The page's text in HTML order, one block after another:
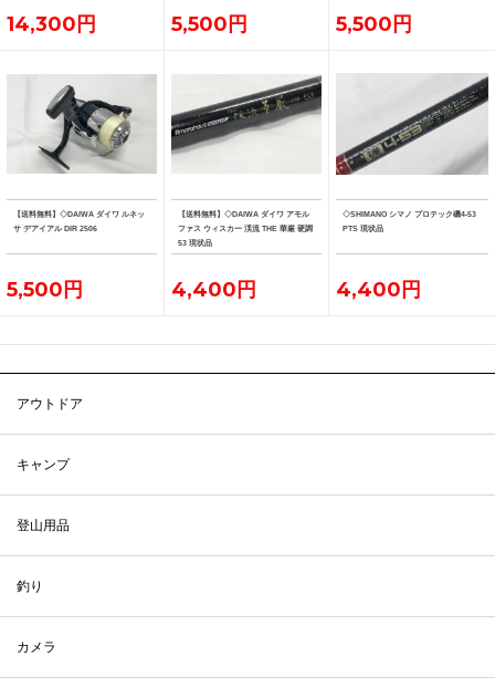
14,300円 5,500円 5,500円
【送料無料】◇DAIWA ダイワ ルネッ
サ デアイアル DIR 2506
5,500円
【送料無料】◇DAIWA ダイワ アモル
ファス ウィスカー 渓流 THE 華厳 硬調
53 現状品
4,400円
◇SHIMANO シマノ プロテック磯4-53
PTS 現状品
4,400円
アウトドア
キャンプ
登山用品
釣り
カメラ